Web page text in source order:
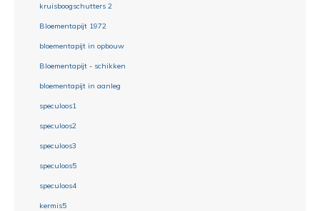
kruisboogschutters 2
Bloementapijt 1972
bloementapijt in opbouw
Bloementapijt - schikken
bloementapijt in aanleg
speculoos1
speculoos2
speculoos3
speculoos5
speculoos4
kermis5